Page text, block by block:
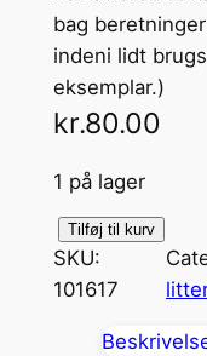
bag
indeni lidt
eksemplar.)
kr.80.00
1 på lager
o
Tilføj til kurv
SKU:
101617